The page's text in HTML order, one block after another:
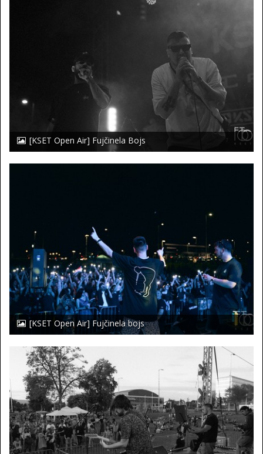
[KSET Open Air] Fujčinela Bojs
[KSET Open Air] Fujčinela bojs